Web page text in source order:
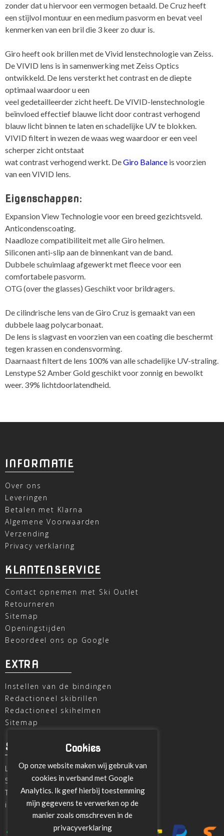
zonder dat u hiervoor een vermogen betaald. De Cruz heeft
een stijlvol montuur en een medium pasvorm en bevat veel
kenmerken van een bril die 3 keer zo duur is.
Giro heeft ook brillen met de Vivid lenstechnologie van Zeiss.
De VIVID lens is in samenwerking met Zeiss Optics
ontwikkeld. De lens versterkt het contrast en de diepte
optimaal waardoor u een
veel gedetailleerder zicht heeft. De VIVID-lenstechnologie
beïnvloed effectief blauwe licht door contrast verhogend
blauw licht binnen te laten en schadelijke UV te blokken.
VIVID filtert in wezen de waas weg waardoor er een veel
scherper zicht ontstaat
wat contrast verhogend werkt. DeGiro Balance is voorzien
van een VIVID lens.
Eigenschappen:
Expansion View Technologie voor een breed gezichtsveld.
Anticondenscoating.
Naadloze compatibiliteit met alle Giro helmen.
Siliconen anti-slip aan de binnenkant van de band.
Dubbele schuimlaag afgewerkt met fleece voor een
comfortabele pasvorm.
OTG (over the glasses) Geschikt voor brildragers.
De cilindrische lens van de Giro Cruz is gemaakt van een
dubbele laag polycarbonaat.
De lens is slagvast en voorzien van een coating die beschermt
tegen krassen en condensvorming.
Daarnaast filtert de lens 100% van alle schadelijke UV-straling.
Lenstype S2 Amber Gold geschikt voor zonnig en bewolkt
weer. 39% lichtdoorlatendheid.
INFORMATIE
Over ons
Leveringen
Betalen met Klarna
Algemene Voorwaarden
Verzending
Privacy verklaring
KLANTENSERVICE
Contact opnemen met Ski Outlet
Retourneren
Sitemap
Openingstijden
Beoordeel ons op Google
EXTRA
Instellen van de bindingen
Redactioneel skibrillen
Redactioneel skihelmen
Sitemap
SKI OUTLET
Laagheidehof 8
5804 XC Venray
T
+31 478 515696
info@ski-outlet-venray.nl
Cookies
Op onze website maken wij gebruik van
cookies in verband met Google
Analytics. Ik geef hierbij toestemming
mijn gegevens te verwerken op de
manier zoals omschreven in de
privacyverklaring